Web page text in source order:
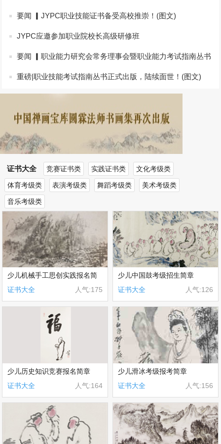
要闻 ▎JYPC职业技能证书备受高校推崇！(图文)
JYPC应邀参加职业院校长高级研修班
要闻 ▎职业能力研究会常务理事会暨职业能力考试指南丛书
重磅|职业技能考试指南丛书正式出版，陆续面世！(图文)
证书大全 竞赛证书类 实践证书类 文化考级类
体育考级类 表演考级类 舞蹈考级类 美术考级类
音乐考级类
少儿机械手工思创实践报名简
章
证书大全 人气:175
少儿中国鼓考级招生简章
证书大全
人气:126
少儿历史知识竞赛报名简章
证书大全
人气:164
少儿滑冰考级报考简章
证书大全
人气:156